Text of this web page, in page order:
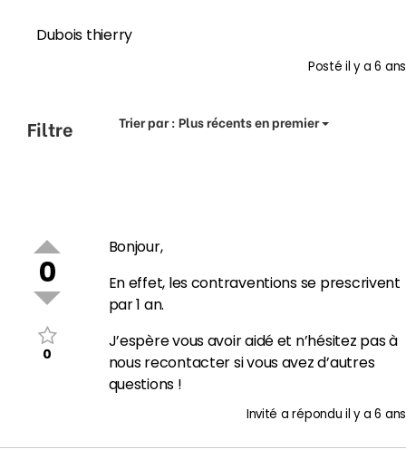
Dubois thierry
Postéil y a 6 ans
Filtre Trier par :Plus récents en premier
0
0
Bonjour,
En effet, les contraventions se prescrivent
par 1 an.
J’espère vous avoir aidé et n’hésitez pas à
nous recontacter si vous avez d’autres
questions !
Invité a réponduil y a 6 ans